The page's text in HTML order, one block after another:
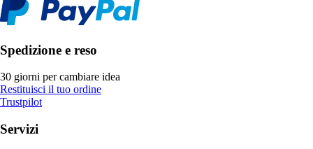
Spedizione e reso
30 giorni per cambiare idea
Restituisci il tuo ordine
Trustpilot
Servizi